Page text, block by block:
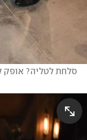
סלחת לטליה? אופק